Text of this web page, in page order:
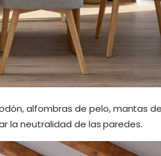
alfombras de pelo, mantas
la neutralidad de las paredes.